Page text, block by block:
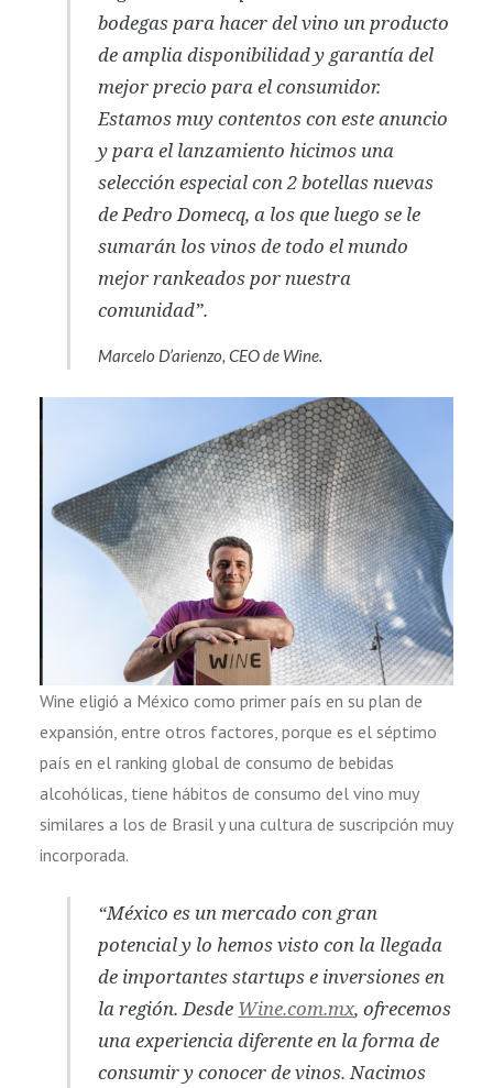
bodegas para hacer del vino un producto
de amplia disponibilidad y garantía del
mejor precio para el consumidor.
Estamos muy contentos con este anuncio
y para el lanzamiento hicimos una
selección especial con 2 botellas nuevas
de Pedro Domecq, a los que luego se le
sumarán los vinos de todo el mundo
mejor rankeados por nuestra
comunidad”.
Marcelo D’arienzo, CEO de Wine.
Wine eligió a México como primer país en su plan de
expansión, entre otros factores, porque es el séptimo
país en el ranking global de consumo de bebidas
alcohólicas, tiene hábitos de consumo del vino muy
similares a los de Brasil y una cultura de suscripción muy
incorporada.
“México es un mercado con gran
potencial y lo hemos visto con la llegada
de importantes startups e inversiones en
la región. Desde Wine.com.mx, ofrecemos
una experiencia diferente en la forma de
consumir y conocer de vinos. Nacimos